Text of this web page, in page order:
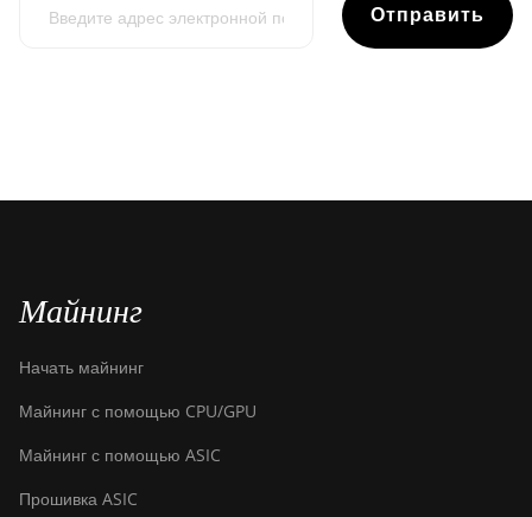
Отправить
Майнинг
Начать майнинг
Майнинг с помощью CPU/GPU
Майнинг с помощью ASIC
Прошивка ASIC